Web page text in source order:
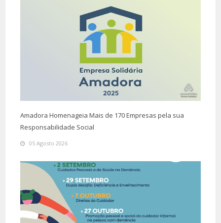
Amadora Homenageia Mais de 170 Empresas pela sua
Responsabilidade Social
05 Agosto 2026